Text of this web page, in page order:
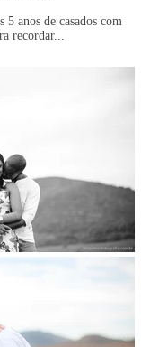
5 anos de casados com
recordar...